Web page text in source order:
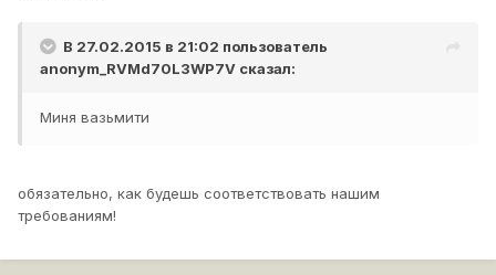
В 27.02.2015 в 21:02 пользователь
anonym_RVMd70L3WP7V сказал:
Миня вазьмити
обязательно, как будешь соответствовать нашим
требованиям!